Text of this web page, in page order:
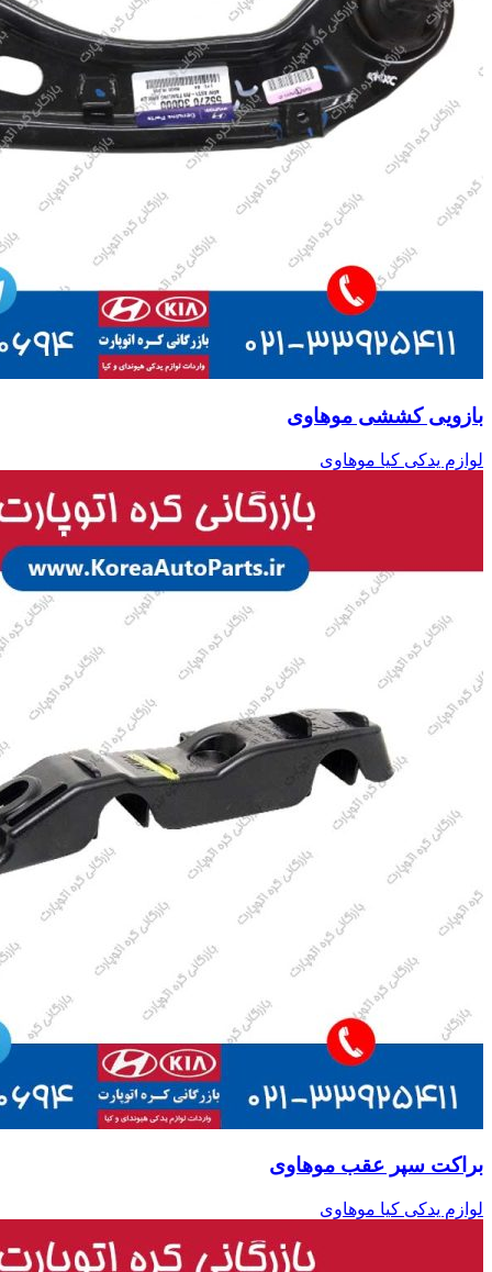
بازویی کششی موهاوی
لوازم یدکی کیا موهاوی
براکت سپر عقب موهاوی
لوازم یدکی کیا موهاوی